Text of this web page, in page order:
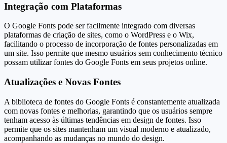
Integração com Plataformas
O Google Fonts pode ser facilmente integrado com diversas
plataformas de criação de sites, como o WordPress e o Wix,
facilitando o processo de incorporação de fontes personalizadas em
um site. Isso permite que mesmo usuários sem conhecimento técnico
possam utilizar fontes do Google Fonts em seus projetos online.
Atualizações e Novas Fontes
A biblioteca de fontes do Google Fonts é constantemente atualizada
com novas fontes e melhorias, garantindo que os usuários sempre
tenham acesso às últimas tendências em design de fontes. Isso
permite que os sites mantenham um visual moderno e atualizado,
acompanhando as mudanças no mundo do design.